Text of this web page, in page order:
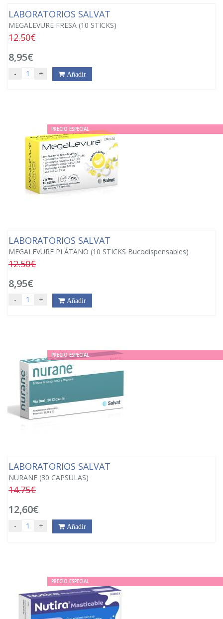
LABORATORIOS SALVAT
MEGALEVURE FRESA (10 STICKS)
12.50€
8,95€
- + Añadir
PRECIO ESPECIAL
LABORATORIOS SALVAT
MEGALEVURE PLÁTANO (10 STICKS Bucodispensables)
12.50€
8,95€
- + Añadir
PRECIO ESPECIAL
LABORATORIOS SALVAT
NURANE (30 CAPSULAS)
14.75€
12,60€
- + Añadir
PRECIO ESPECIAL